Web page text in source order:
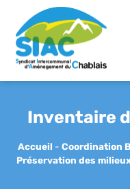
Inventaire
Accueil - Coordination
Préservation des
Panneau de gestion des